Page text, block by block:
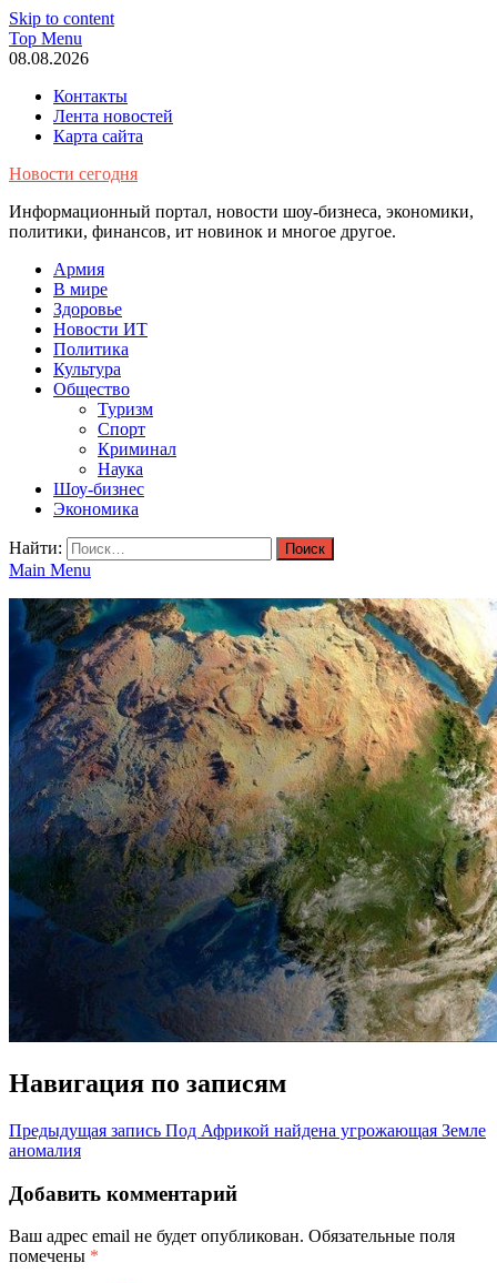
Skip to content
Top Menu
08.08.2026
Контакты
Лента новостей
Карта сайта
Новости сегодня
Информационный портал, новости шоу-бизнеса, экономики,
политики, финансов, ит новинок и многое другое.
Армия
В мире
Здоровье
Новости ИТ
Политика
Культура
Общество
Туризм
Спорт
Криминал
Наука
Шоу-бизнес
Экономика
Найти:
Main Menu
Навигация по записям
Предыдущая запись Под Африкой найдена угрожающая Земле
аномалия
Добавить комментарий
Ваш адрес email не будет опубликован. Обязательные поля
помечены *